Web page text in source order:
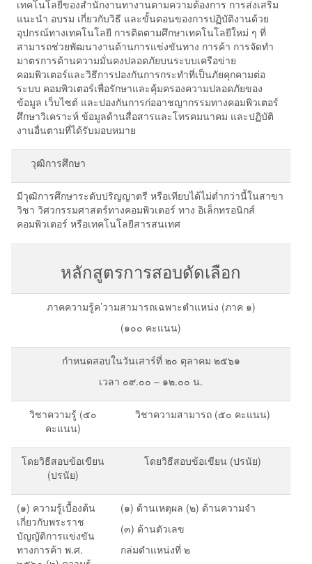
เทคโนโลยีของสำนักงานทางานตามความต้องการ การส่งเสริม
แนะนำ อบรม เกี่ยวกับวิธี และขั้นตอนของการปฏิบัติงานด้วย
อุปกรณ์ทางเทคโนโลยี การติดตามศึกษาเทคโนโลยีใหม่ ๆ ที่
สามารถช่วยพัฒนางานด้านการแข่งขันทาง การค้า การจัดทำ
มาตรการด้านความมั่นคงปลอดภัยบนระบบเครือข่าย
คอมพิวเตอร์และวิธีการปองกันการกระทำที่เป็นภัยคุกคามต่อ
ระบบ คอมพิวเตอร์เพื่อรักษาและคุ้มครองความปลอดภัยของ
ข้อมูล เว็บไซต์ และปองกันการก่ออาชญากรรมทางคอมพิวเตอร์
ศึกษาวิเคราะห์ ข้อมูลด้านสื่อสารและโทรคมนาคม และปฏิบัติ
งานอื่นตามที่ได้รับมอบหมาย
วุฒิการศึกษา
มีวุฒิการศึกษาระดับปริญญาตรี หรือเทียบได้ไม่ตํ่ากว่านี้ในสาขา
วิชา วิศวกรรมศาสตร์ทางคอมพิวเตอร์ ทาง อิเล็กทรอนิกส์
คอมพิวเตอร์ หรือเทคโนโลยีสารสนเทศ
หลักสูตรการสอบดัดเลือก
ภาคความรู้ค’วามสามารถเฉพาะตำแหน่ง (ภาค ๑)
(๑๐๐ คะแนน)
กำหนดสอบในวันเสาร์ที่ ๒๐ ตุลาคม ๒๕๖๑
เวลา ๐๙.๐๐ – ๑๒.๐๐ น.
วิชาความรู้ (๕๐
คะแนน)
วิชาความสามารถ (๕๐ คะแนน)
โดยวิธีสอบข้อเขียน
(ปรนัย)
โดยวิธีสอบข้อเขียน (ปรนัย)
(๑) ความรู้เบื้องต้น
เกี่ยวกับพระราช
บัญญัติการแข่งขัน
ทางการค้า พ.ศ.
(๑) ด้านเหตุผล (๒) ด้านความจำ
(๓) ด้านตัวเลข
กล่มตำแหน่งที่ ๒